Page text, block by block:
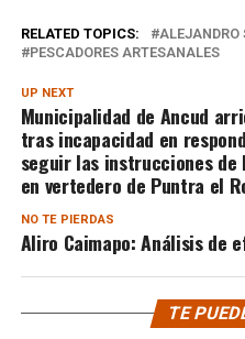
RELATED TOPICS: ALEJANDRO
PESCADORES ARTESANALES
UP NEXT
Municipalidad de Ancud
tras incapacidad en
seguir las instrucciones
en vertedero de Puntra el
NO TE PIERDAS
Aliro Caimapo: Análisis de
TE